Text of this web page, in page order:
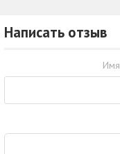
Написать отзыв
Имя